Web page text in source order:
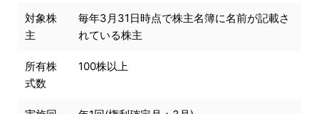
対象株
主
毎年3月31日時点で株主名簿に名前が記載さ
れている株主
所有株
式数
100株以上